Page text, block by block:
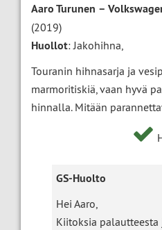
Aaro Turunen –
(2019)
Huollot: Jakohihna,
Touranin hihnasarja ja
marmoritiskiä, vaan hyvä
hinnalla. Mitään
GS-Huolto
Hei Aaro,
Kiitoksia